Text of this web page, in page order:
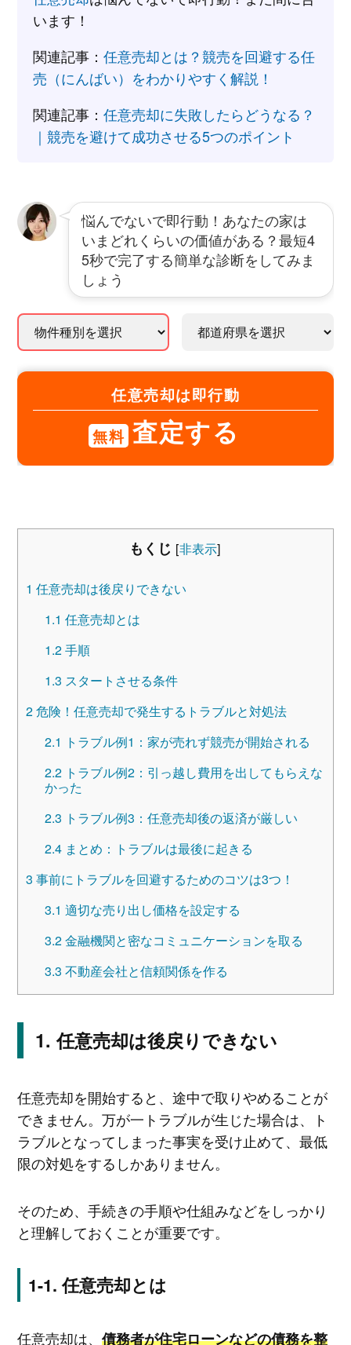
います！
関連記事： 任意売却とは？競売を回避する任
売（にんばい）をわかりやすく解説！
関連記事： 任意売却に失敗したらどうなる？
｜競売を避けて成功させる5つのポイント
悩んでないで即行動！あなたの家は
いまどれくらいの価値がある？最短4
5秒で完了する簡単な診断をしてみま
しょう
任意売却は即行動
無料 査定する
もくじ [非表示]
1 任意売却は後戻りできない
1.1 任意売却とは
1.2手順
1.3 スタートさせる条件
2危険！任意売却で発生するトラブルと対処法
2.1 トラブル例1：家が売れず競売が開始される
2.2トラブル例2：引っ越し費用を出してもらえな
かった
2.3 トラブル例3：任意売却後の返済が厳しい
2.4まとめ：トラブルは最後に起きる
3 事前にトラブルを回避するためのコツは3つ！
3.1 適切な売り出し価格を設定する
3.2金融機関と密なコミュニケーションを取る
3.3 不動産会社と信頼関係を作る
任意売却は後戻りできない
任意売却を開始すると、途中で取りやめることが
できません。万が一トラブルが生じた場合は、ト
ラブルとなってしまった事実を受け止めて、最低
限の対処をするしかありません。
そのため、手続きの手順や仕組みなどをしっかり
と理解しておくことが重要です。
任意売却とは
任意売却は、 債務者が住宅ローンなどの債務を整